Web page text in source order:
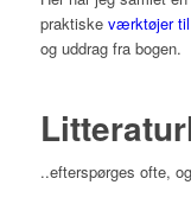
praktiske værktøjer
og uddrag fra bogen.
..efterspørges ofte,